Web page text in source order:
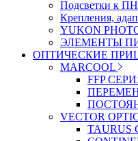
Подсветки к
Крепления,
YUKON
ЭЛЕМЕНТЫ
ОПТИЧЕСКИЕ
MARCOOL
FFP
VECTOR
TAURUS